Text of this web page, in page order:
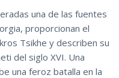
una de las fuentes
proporcionan el
Tsikhe y describen su
del siglo XVI. Una
una feroz batalla en la